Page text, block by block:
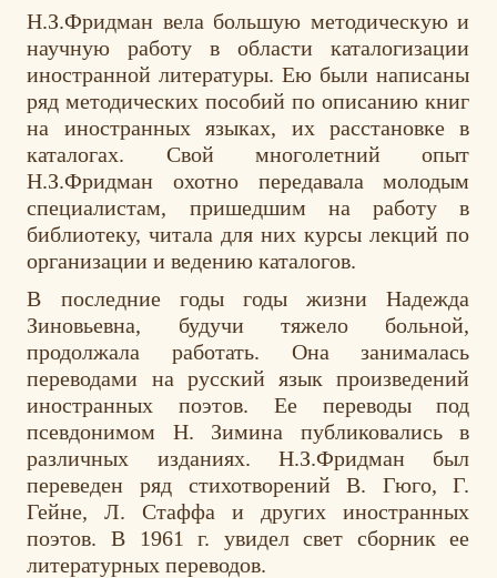
Н.З.Фридман вела большую методическую и
научную работу в области каталогизации
иностранной литературы. Ею были написаны
ряд методических пособий по описанию книг
на иностранных языках, их расстановке в
каталогах. Свой многолетний опыт
Н.З.Фридман охотно передавала молодым
специалистам, пришедшим на работу в
библиотеку, читала для них курсы лекций по
организации и ведению каталогов.
В последние годы годы жизни Надежда
Зиновьевна, будучи тяжело больной,
продолжала работать. Она занималась
переводами на русский язык произведений
иностранных поэтов. Ее переводы под
псевдонимом Н. Зимина публиковались в
различных изданиях. Н.З.Фридман был
переведен ряд стихотворений В. Гюго, Г.
Гейне, Л. Стаффа и других иностранных
поэтов. В 1961 г. увидел свет сборник ее
литературных переводов.